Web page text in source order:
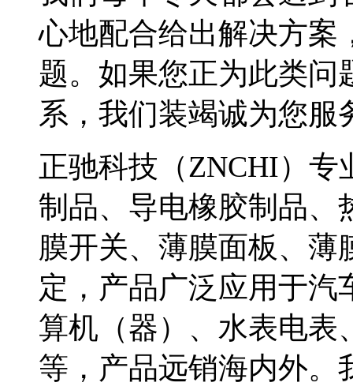
心地配合给出解决方案
题。如果您正为此类问
系，我们装竭诚为您服
正驰科技（ZNCHI）
制品、导电橡胶制品、
膜开关、薄膜面板、薄
定，产品广泛应用于汽
算机（器）、水表电表
等，产品远销海内外。